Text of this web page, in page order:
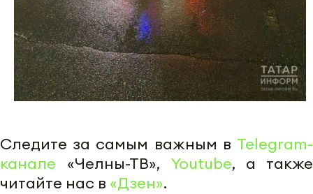
Следите за самым важным в Telegram-
канале «Челны-ТВ», Youtube, а также
читайте нас в «Дзен».